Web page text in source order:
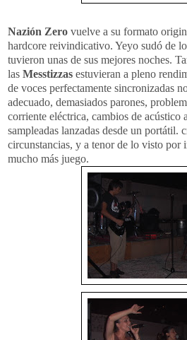
Nazión Zero vuelve a su formato
hardcore reivindicativo. Yeyo sudó de
tuvieron unas de sus mejores noches.
las Messtizzas estuvieran a pleno
de voces perfectamente sincronizadas
adecuado, demasiados parones,
corriente eléctrica, cambios de acústico
sampleadas lanzadas desde un portátil.
circunstancias, y a tenor de lo visto por
mucho más juego.